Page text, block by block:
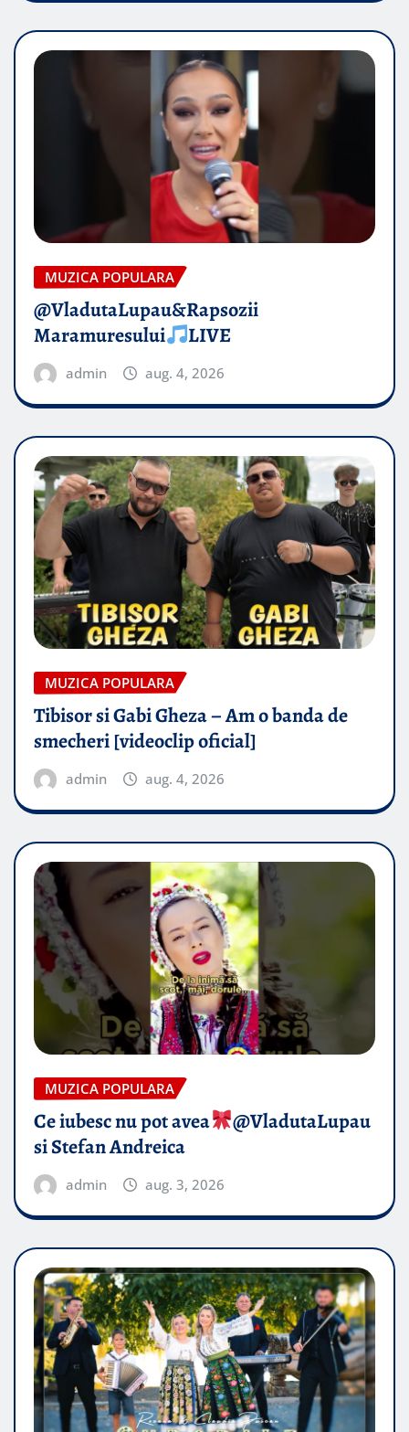
MUZICA POPULARA
@VladutaLupau&Rapsozii
Maramuresului
LIVE
admin aug. 4, 2026
MUZICA POPULARA
Tibisor si Gabi Gheza – Am o banda de
smecheri [videoclip oficial]
admin aug. 4, 2026
MUZICA POPULARA
Ce iubesc nu pot avea
​@VladutaLupau
si Stefan Andreica
admin aug. 3, 2026